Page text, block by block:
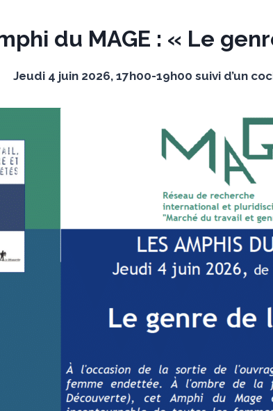
du MAGE : « Le
Jeudi 4 juin 2026, 17h00-19h00 suivi d’un